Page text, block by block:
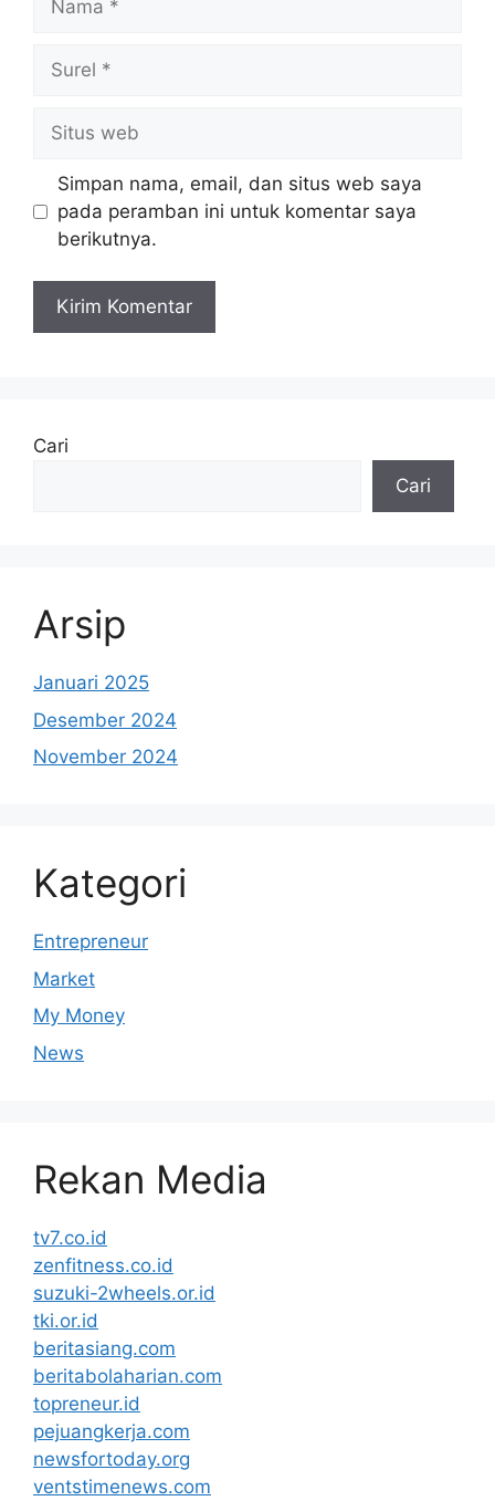
web
Simpan nama, email, dan situs web saya
pada peramban ini untuk komentar saya
berikutnya.
Cari
Cari
Arsip
Januari 2025
Desember 2024
November 2024
Kategori
Entrepreneur
Market
My Money
News
Rekan Media
tv7.co.id
zenfitness.co.id
suzuki-2wheels.or.id
tki.or.id
beritasiang.com
beritabolaharian.com
topreneur.id
pejuangkerja.com
newsfortoday.org
ventstimenews.com